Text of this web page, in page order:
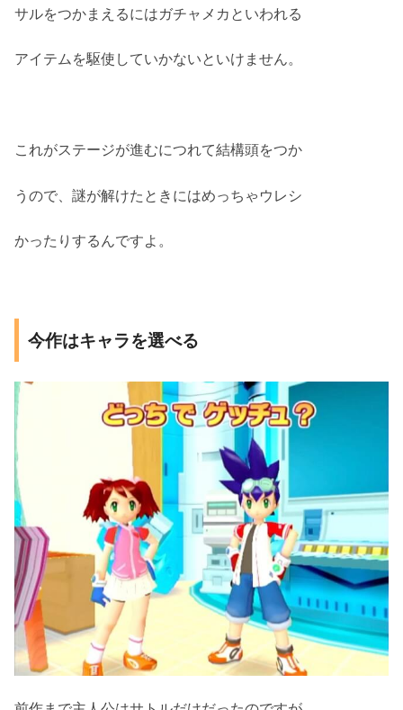
サルをつかまえるにはガチャメカといわれる
アイテムを駆使していかないといけません。
これがステージが進むにつれて結構頭をつか
うので、謎が解けたときにはめっちゃウレシ
かったりするんですよ。
今作はキャラを選べる